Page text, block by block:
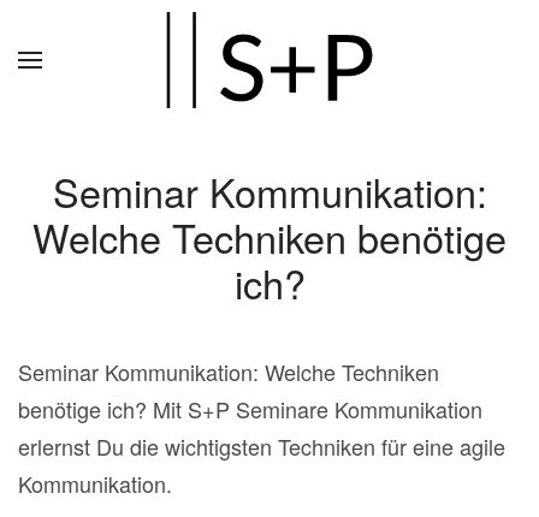
Seminar Kommunikation:
Welche Techniken benötige
ich?
Seminar Kommunikation: Welche Techniken
benötige ich? Mit S+P Seminare Kommunikation
erlernst Du die wichtigsten Techniken für eine agile
Kommunikation.